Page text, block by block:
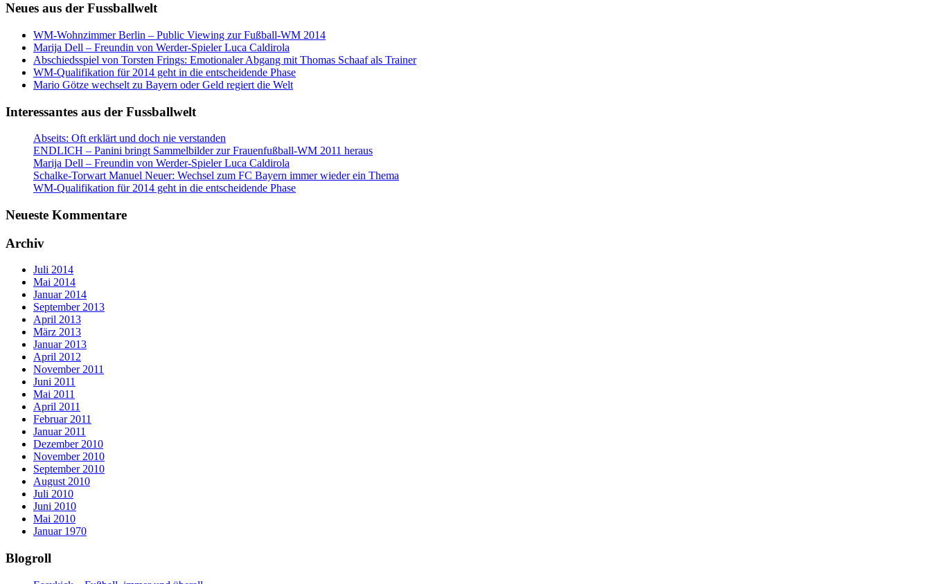
Neues aus der Fussballwelt
WM-Wohnzimmer Berlin – Public Viewing zur Fußball-WM 2014
Marija Dell – Freundin von Werder-Spieler Luca Caldirola
Abschiedsspiel von Torsten Frings: Emotionaler Abgang mit Thomas Schaaf als Trainer
WM-Qualifikation für 2014 geht in die entscheidende Phase
Mario Götze wechselt zu Bayern oder Geld regiert die Welt
Interessantes aus der Fussballwelt
Abseits: Oft erklärt und doch nie verstanden
ENDLICH – Panini bringt Sammelbilder zur Frauenfußball-WM 2011 heraus
Marija Dell – Freundin von Werder-Spieler Luca Caldirola
Schalke-Torwart Manuel Neuer: Wechsel zum FC Bayern immer wieder ein Thema
WM-Qualifikation für 2014 geht in die entscheidende Phase
Neueste Kommentare
Archiv
Juli 2014
Mai 2014
Januar 2014
September 2013
April 2013
März 2013
Januar 2013
April 2012
November 2011
Juni 2011
Mai 2011
April 2011
Februar 2011
Januar 2011
Dezember 2010
November 2010
September 2010
August 2010
Juli 2010
Juni 2010
Mai 2010
Januar 1970
Blogroll